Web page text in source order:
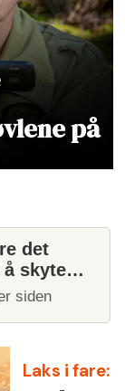
på
det
å skyte
siden
Laks i fare: